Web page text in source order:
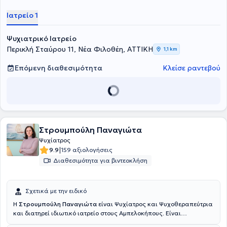
φάσματος της ψυχιατρικής παθολογίας, πολλά απ΄αυτά με την
μορφή του οξέως και του επείγοντος. Τέλος, ο γιατρός είναι ειδικός
άγχος και είναι μέλος του Ιατρικού Συλλόγου Αθηνών.
Ιατρείο 1
Ψυχιατρικό Ιατρείο
Περικλή Σταύρου 11, Νέα Φιλοθέη, ΑΤΤΙΚΗ
1,1 km
Επόμενη διαθεσιμότητα Κλείσε ραντεβού
Στρουμπούλη Παναγιώτα
Ψυχίατρος
9.9|159 αξιολογήσεις
Διαθεσιμότητα για βιντεοκλήση
Σχετικά με την ειδικό
Η Στρουμπούλη Παναγιώτα είναι Ψυχίατρος και Ψυχοθεραπεύτρια
και διατηρεί ιδιωτικό ιατρείο στους Αμπελοκήπους. Είναι